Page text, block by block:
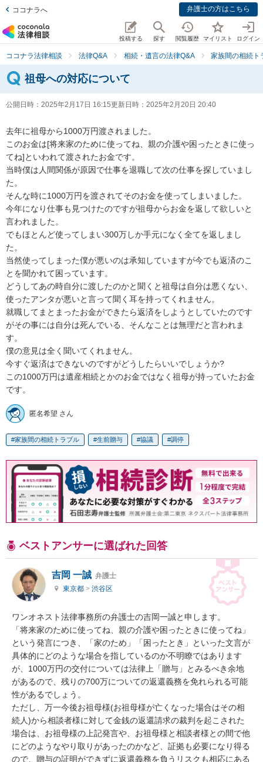
ココナラへ 弁護士の方はこちら
投稿する 探す 閲覧履歴 マイリスト ログイン
ココナラ法律相談 法律Q&A 相続・遺言の法律Q&A 家族間の相続ト
祖母への対応について
公開日時： 2025年2月17日 16:15更新日時： 2025年2月20日 20:40
去年に祖母から1000万円渡されました。
このお金は[将来家のために使ってね、親の介護や困ったときに使っ
てね]といわれて渡されたお金です。
当時僕は人間関係が原因で仕事を退職して次の仕事を探していまし
た。
そんな時に1000万円を渡されてそのお金を使ってしまいました。
今年になり仕事も見つけたのですが祖母からお金を返して欲しいと
言われました。
でもほとんど使ってしまい300万しか手元になく全てを返しまし
た。
当然使ってしまった僕が悪いのは承知していますが今でも返済のこ
とを聞かれて困っています。
どうしてあの時自分に渡したのかと聞くと祖母は自分は悪くない、
使ったアンタが悪いと言って聞く耳を持ってくれません。
就職してまとまったお金ができたら返済をしようとしていたのです
がその事には自分は死んでいる、そんなことは無理だと言われま
す。
僕の意見は全く聞いてくれません。
今すぐ返済はできないのですがどうしたらいいでしょうか?
この1000万円は遺産相続とかのお金ではなく祖母が持っていたお金
です。
匿名希望 さん
家族間の相続トラブル 生前贈与 協議 調停
ベストアンサーに選ばれた回答
吉岡 一誠 弁護士
東京都 > 渋谷区
ワンオネスト法律事務所の弁護士の吉岡一誠と申します。
「将来家のために使ってね、親の介護や困ったときに使ってね」
という発言につき、「家のため」「困ったとき」といった文言が
具体的にどのような場合を指しているのか不明瞭ではあります
が、1000万円の交付については法律上「贈与」とみるべき余地
があるので、残りの700万についての返還義務を免れられる可能
性があるでしょう。
ただし、万一今後お祖母様(お祖母様が亡くなった場合はその相
続人)から相談者様に対して金銭の返還請求の裁判を起こされた
場合は、お祖母様の上記発言や、お祖母様と相談者様との間で他
にどのようなやり取りがあったのかなど、証拠も必要になり得る
ので、贈与の証明ができずに返還義務を負うリスクも相応にある